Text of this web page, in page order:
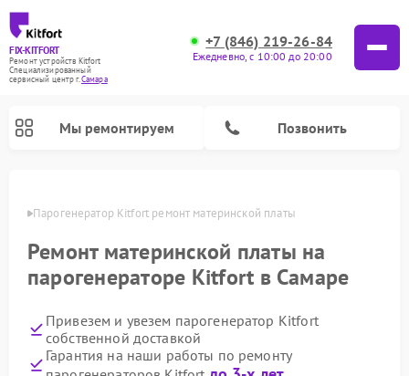
FIX-KITFORT
Ремонт устройств Kitfort
Специализированный
cервисный центр г.Самара
+7 (846) 219-26-84
Ежедневно, с 10:00 до 20:00
Мы ремонтируем Позвонить
Парогенератор Kitfort ремонт материнской платы
Ремонт материнской платы на
парогенераторе Kitfort в Самаре
Привезем и увезем парогенератор Kitfort
собственной доставкой
Гарантия на наши работы по ремонту